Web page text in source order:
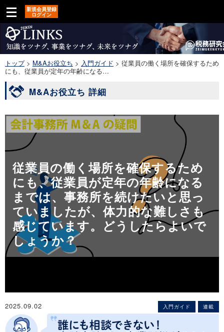
新規会員登録
ログイン
トップ> M&Aお役立ち > 入門ガイド > 従業員の働く場所を確保するため
にも、従業員が定年の年齢になる…
M&Aお役立ち 詳細
従業員の働く場所を確保するため
にも、従業員が定年の年齢になる
までは、事務所を続けたいと思っ
ていましたが、体力的な難しさも
感じています。どうしたらよいで
しょうか？
2025.09.02 入門ガイド 連載